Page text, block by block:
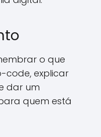
o que
code, explicar
dar um
quem está